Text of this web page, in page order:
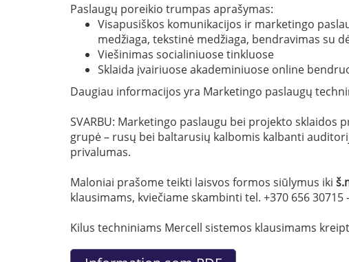
Paslaugų poreikio trumpas aprašymas:
Visapusiškos komunikacijos ir marketingo
medžiaga, tekstinė medžiaga, bendravimas su
Viešinimas socialiniuose tinkluose
Sklaida įvairiuose akademiniuose online
Daugiau informacijos yra Marketingo paslaugų
SVARBU: Marketingo paslaugu bei projekto sklaidos
grupė – rusų bei baltarusių kalbomis kalbanti
privalumas.
Maloniai prašome teikti laisvos formos siūlymus iki
klausimams, kviečiame skambinti tel. +370 656
Kilus techniniams Mercell sistemos klausimams